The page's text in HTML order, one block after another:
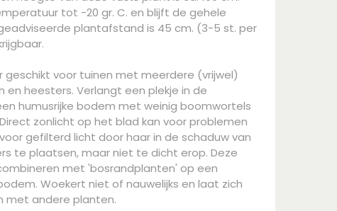
tot -20 gr. C. en blijft de gehele
plantafstand is 45 cm. (3-5 st. per
geschikt voor tuinen met meerdere (vrijwel)
en heesters. Verlangt een plekje in de
humusrijke bodem met weinig boomwortels
zonlicht op het blad kan voor problemen
gefilterd licht door haar in de schaduw van
te plaatsen, maar niet te dicht erop. Deze
met 'bosrandplanten' op een
Woekert niet of nauwelijks en laat zich
met andere planten.